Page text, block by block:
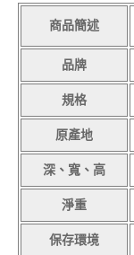
商品簡述
品牌
規格
原產地
深、寬、高
淨重
保存環境